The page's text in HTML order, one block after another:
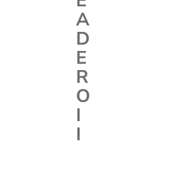
A
D
E
R
O
I
I